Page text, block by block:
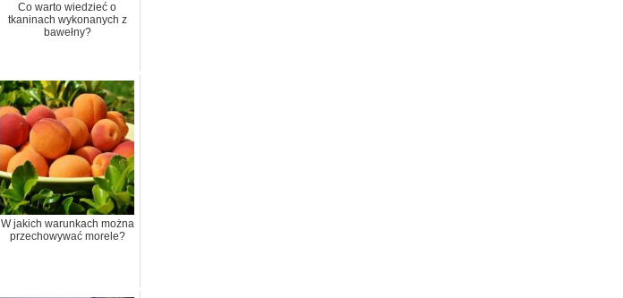
Co warto wiedzieć o
tkaninach wykonanych z
bawełny?
W jakich warunkach można
przechowywać morele?